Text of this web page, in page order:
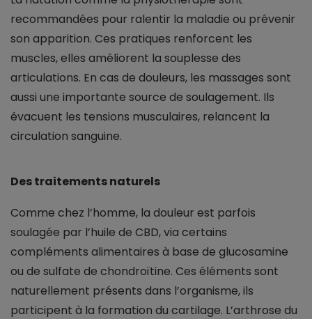
recommandées pour ralentir la maladie ou prévenir
son apparition. Ces pratiques renforcent les
muscles, elles améliorent la souplesse des
articulations. En cas de douleurs, les massages sont
aussi une importante source de soulagement. Ils
évacuent les tensions musculaires, relancent la
circulation sanguine.
Des traitements naturels
Comme chez l’homme, la douleur est parfois
soulagée par l’huile de CBD, via certains
compléments alimentaires à base de glucosamine
ou de sulfate de chondroïtine. Ces éléments sont
naturellement présents dans l’organisme, ils
participent à la formation du cartilage. L’arthrose du